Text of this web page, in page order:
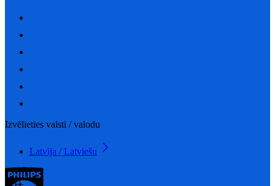
Izvēlieties valsti / valodu
Latvija / Latviešu